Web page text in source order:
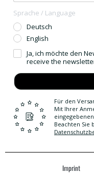
Sprache / Language
Deutsch
English
Ja, ich möchte den
receive the
Für den
Mit Ihrer
Beachten Sie
Imprint